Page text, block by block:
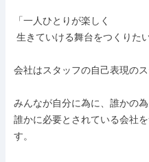
「一人ひとりが楽しく
会社はスタッフの自己表現のス
みんなが自分に為に、誰かの
誰かに必要とされている会社
す。